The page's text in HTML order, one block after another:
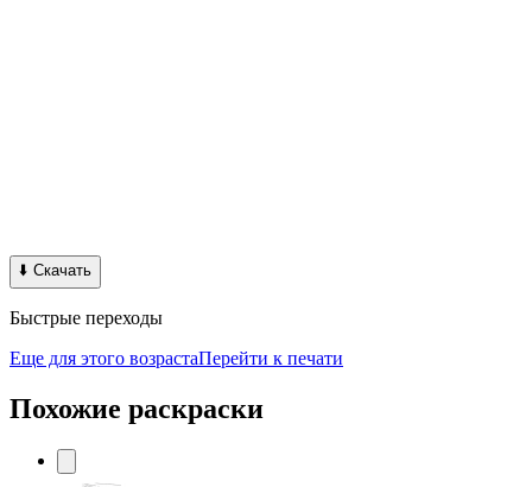
⬇️ Скачать
Быстрые переходы
Еще для этого возрастаПерейти к печати
Похожие раскраски